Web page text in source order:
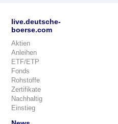
live.deutsche-
boerse.com
Aktien
Anleihen
ETF/ETP
Fonds
Rohstoffe
Zertifikate
Nachhaltig
Einstieg